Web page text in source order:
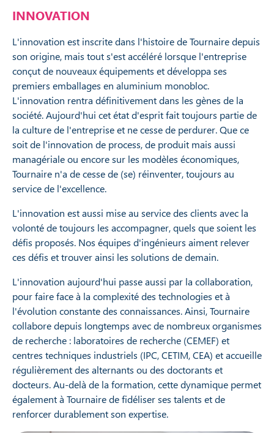
INNOVATION
L'innovation est inscrite dans l'histoire de Tournaire depuis
son origine, mais tout s'est accéléré lorsque l'entreprise
conçut de nouveaux équipements et développa ses
premiers emballages en aluminium monobloc.
L'innovation rentra définitivement dans les gènes de la
société. Aujourd'hui cet état d'esprit fait toujours partie de
la culture de l'entreprise et ne cesse de perdurer. Que ce
soit de l'innovation de process, de produit mais aussi
managériale ou encore sur les modèles économiques,
Tournaire n'a de cesse de (se) réinventer, toujours au
service de l'excellence.
L'innovation est aussi mise au service des clients avec la
volonté de toujours les accompagner, quels que soient les
défis proposés. Nos équipes d'ingénieurs aiment relever
ces défis et trouver ainsi les solutions de demain.
L'innovation aujourd'hui passe aussi par la collaboration,
pour faire face à la complexité des technologies et à
l'évolution constante des connaissances. Ainsi, Tournaire
collabore depuis longtemps avec de nombreux organismes
de recherche : laboratoires de recherche (CEMEF) et
centres techniques industriels (IPC, CETIM, CEA) et accueille
régulièrement des alternants ou des doctorants et
docteurs. Au-delà de la formation, cette dynamique permet
également à Tournaire de fidéliser ses talents et de
renforcer durablement son expertise.